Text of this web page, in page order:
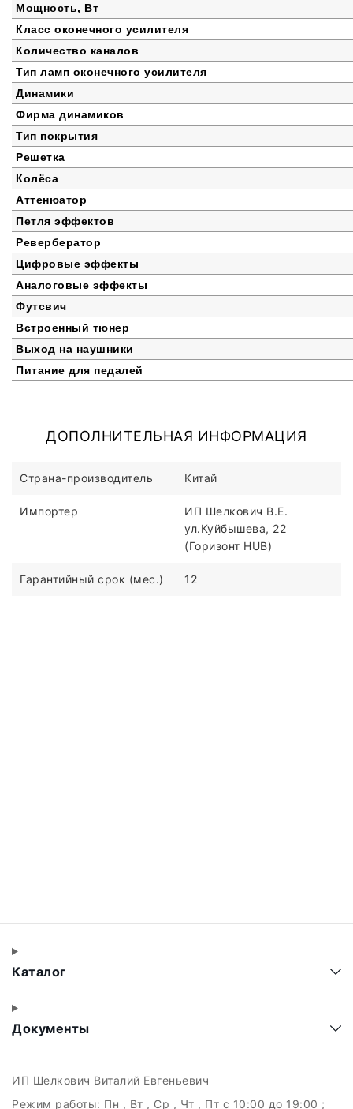
Мощность, Вт
Класс оконечного усилителя
Количество каналов
Тип ламп оконечного усилителя
Динамики
Фирма динамиков
Тип покрытия
Решетка
Колёса
Аттенюатор
Петля эффектов
Ревербератор
Цифровые эффекты
Аналоговые эффекты
Футсвич
Встроенный тюнер
Выход на наушники
Питание для педалей
ДОПОЛНИТЕЛЬНАЯ ИНФОРМАЦИЯ
Страна-производитель Китай
Импортер
ИП Шелкович В.Е.
ул.Куйбышева, 22
(Горизонт HUB)
Гарантийный срок (мес.) 12
Каталог
Документы
ИП Шелкович Виталий Евгеньевич
Режим работы: Пн , Вт , Ср , Чт , Пт c 10:00 до 19:00 ;